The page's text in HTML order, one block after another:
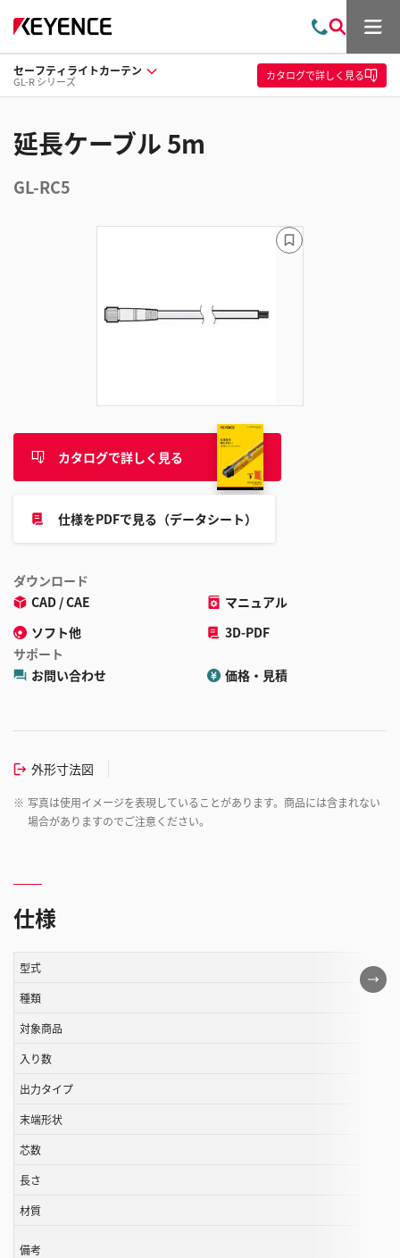
問
い
合
わ
索
メ
ュ
ー
セーフティライトカーテン
GL-R シリーズ カタログで詳しく見る
延長ケーブル 5m
GL-RC5
カタログで詳しく見る
仕様をPDFで見る（データシート）
ダウンロード
CAD / CAE
マニュアル
ソフト他
3D-PDF
サポート
お問い合わせ
価格・見積
外形寸法図
※ 写真は使用イメージを表現していることがあります。商品には含まれない
場合がありますのでご注意ください。
ブ
ッ
仕様
こ
の
型式
種類
対象商品
入り数
出力タイプ
末端形状
芯数
長さ
材質
備考